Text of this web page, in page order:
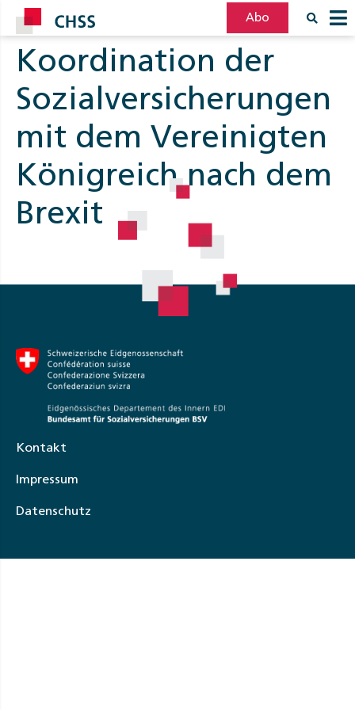
Abo
Koordination der
Sozialversicherungen
mit dem Vereinigten
Königreich nach dem
Brexit
Kontakt
Impressum
Datenschutz
Post Filter